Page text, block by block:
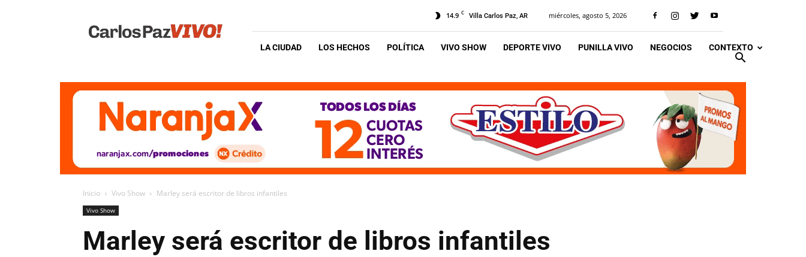
Vivo
14.9 C Villa Carlos Paz, AR miércoles, agosto 5, 2026
LA CIUDAD LOS HECHOS POLÍTICA VIVO SHOW DEPORTE VIVO PUNILLA VIVO NEGOCIOS CONTEXTO
Inicio Vivo Show Marley será escritor de libros infantiles
Vivo Show
Marley será escritor de libros infantiles